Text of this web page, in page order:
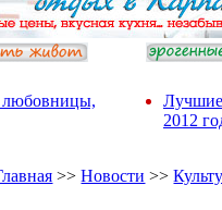
Лучшие
2012
>>Новости >>